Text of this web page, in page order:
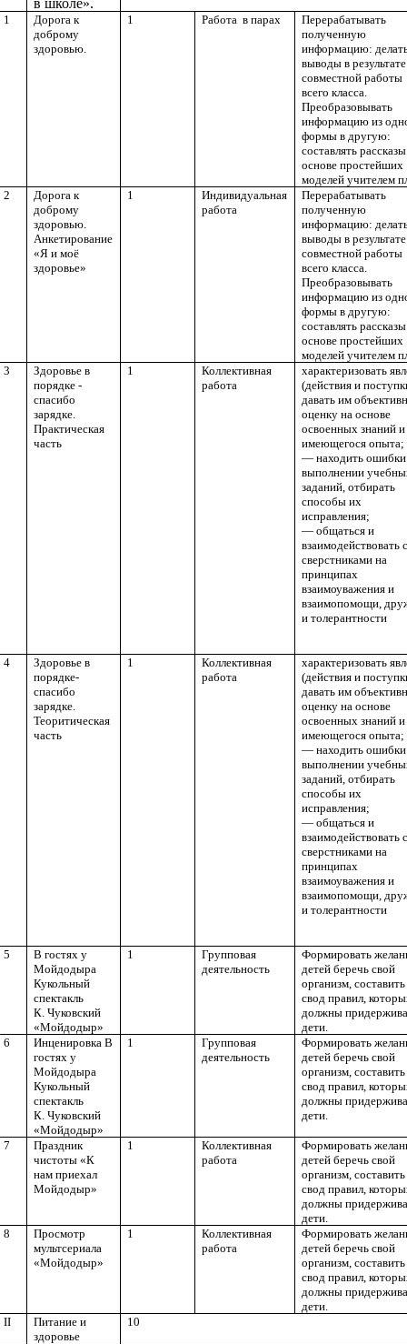
1
Дорога к
доброму
здоровью.
1 Работа в парах
Перерабатывать
полученную
информацию:
выводы в результате
совместной работы
всего класса.
Преобразовывать
информацию из
формы в другую:
составлять
основе простейших
моделей учителем
2
Дорога к
доброму
здоровью.
Анкетирование
«Я и моё
здоровье»
1
Индивидуальная
работа
Перерабатывать
полученную
информацию:
выводы в результате
совместной работы
всего класса.
Преобразовывать
информацию из
формы в другую:
составлять
основе простейших
моделей учителем
3
Здоровье в
порядке -
спасибо
зарядке.
Практическая
часть
1
Коллективная
работа
характеризовать
(действия и
давать им
оценку на основе
освоенных знаний и
имеющегося опыта;
— находить
выполнении
заданий, отбирать
способы их
исправления;
— общаться и
взаимодействовать
сверстниками на
принципах
взаимоуважения и
взаимопомощи,
и толерантности
4
Здоровье в
порядке-
спасибо
зарядке.
Теоритическая
часть
1
Коллективная
работа
характеризовать
(действия и
давать им
оценку на основе
освоенных знаний и
имеющегося опыта;
— находить
выполнении
заданий, отбирать
способы их
исправления;
— общаться и
взаимодействовать
сверстниками на
принципах
взаимоуважения и
взаимопомощи,
и толерантности
5
В гостях у
Мойдодыра
Кукольный
спектакль
К. Чуковский
«Мойдодыр»
1
Групповая
деятельность
Формировать
детей беречь свой
организм, составить
свод правил,
должны
дети.
6
Инценировка В
гостях у
Мойдодыра
Кукольный
спектакль
К. Чуковский
«Мойдодыр»
1
Групповая
деятельность
Формировать
детей беречь свой
организм, составить
свод правил,
должны
дети.
7
Праздник
чистоты «К
нам приехал
Мойдодыр»
1
Коллективная
работа
Формировать
детей беречь свой
организм, составить
свод правил,
должны
дети.
8
Просмотр
мультсериала
«Мойдодыр»
1
Коллективная
работа
Формировать
детей беречь свой
организм, составить
свод правил,
должны
дети.
II
Питание и
здоровье
10